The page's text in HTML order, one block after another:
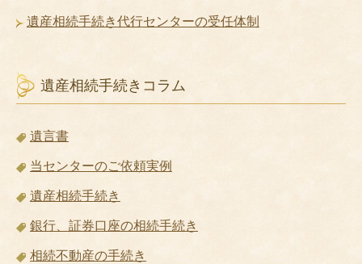
遺産相続手続き代行センターの受任体制
遺産相続手続きコラム
遺言書
当センターのご依頼実例
遺産相続手続き
銀行、証券口座の相続手続き
相続不動産の手続き